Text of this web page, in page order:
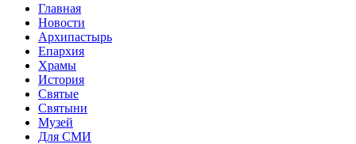
Главная
Новости
Архипастырь
Епархия
Храмы
История
Святые
Святыни
Музей
Для СМИ